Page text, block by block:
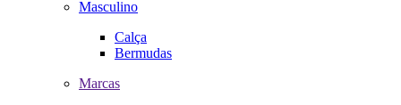
Masculino
Calça
Bermudas
Marcas